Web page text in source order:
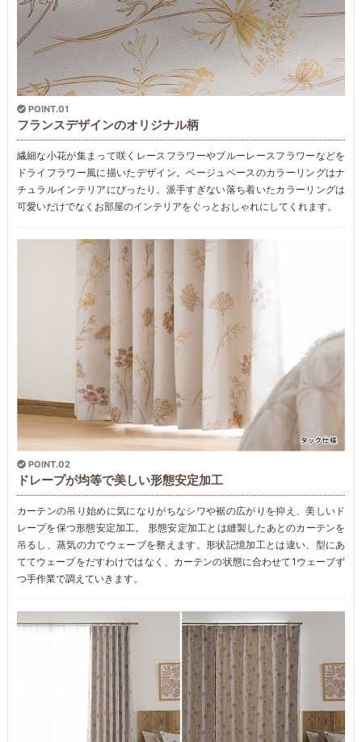
POINT.01
フランスデザインのオリジナル柄
繊細な小花が集まって咲くレースフラワーやブルーレースフラワーなどを
ドライフラワー風に描いたデザイン。ベージュベースのカラーリングはナ
チュラルインテリアにぴったり。派手すぎない落ち着いたカラーリングは
可愛いだけでなくお部屋のインテリアをぐっとおしゃれにしてくれます。
POINT.02
ドレープが均等で美しい形態安定加工
カーテンの吊り始めに気になりがちなシワや裾の広がりを抑え、美しいド
レープを保つ形態安定加工。 形態安定加工とは縫製したあとのカーテンを
吊るし、蒸気の力でウェーブを整えます。形状記憶加工とは違い、型にあ
ててウェーブをだすわけではなく、カーテンの状態に合わせて1ウェーブず
つ手作業で調えていきます。